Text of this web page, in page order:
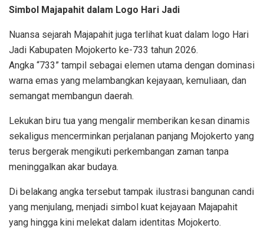
Simbol Majapahit dalam Logo Hari Jadi
Nuansa sejarah Majapahit juga terlihat kuat dalam logo Hari
Jadi Kabupaten Mojokerto ke-733 tahun 2026.
Angka “733” tampil sebagai elemen utama dengan dominasi
warna emas yang melambangkan kejayaan, kemuliaan, dan
semangat membangun daerah.
Lekukan biru tua yang mengalir memberikan kesan dinamis
sekaligus mencerminkan perjalanan panjang Mojokerto yang
terus bergerak mengikuti perkembangan zaman tanpa
meninggalkan akar budaya.
Di belakang angka tersebut tampak ilustrasi bangunan candi
yang menjulang, menjadi simbol kuat kejayaan Majapahit
yang hingga kini melekat dalam identitas Mojokerto.